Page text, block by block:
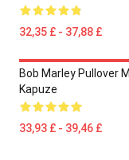
32,35 £ - 37,88 £
Bob Marley Pullover
Kapuze
33,93 £ - 39,46 £